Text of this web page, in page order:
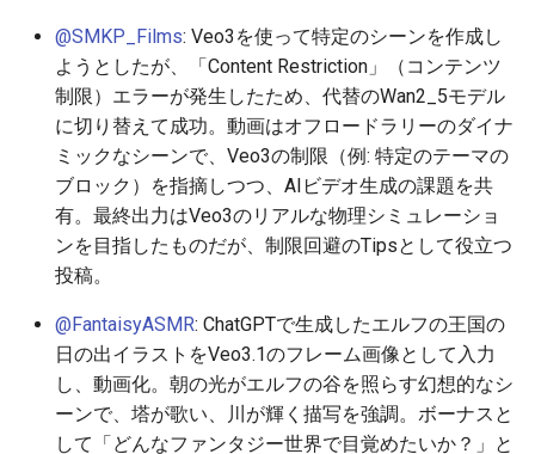
2026-06-18
2026-06-17
2026-06-16
2026-06-15
2026-06-13
2026-06-12
2025-12-03
2025-12-02
2025-12-01
2025-11-30
2025-11-28
2025-11-27
2026-06-18
2026-06-17
2026-06-16
2026-06-15
2026-06-13
2026-06-12
2025-12-03
2025-12-02
2025-12-01
2025-11-30
2025-11-28
2025-11-27
2026-06-16
2026-06-14
2026-06-13
2026-06-12
2026-06-10
2026-06-09
2025-12-03
2025-12-02
2025-12-01
2025-11-30
2025-11-28
2025-11-27
2026-06-16
2026-06-15
2026-06-14
2026-06-13
2026-06-11
2026-06-10
2026-06-18
2026-06-17
2026-06-16
2026-06-15
2026-06-13
2026-06-12
2026-06-13
2026-06-11
2026-06-10
2026-06-09
2026-06-07
2026-06-06
@SMKP_Films: Veo3を使って特定のシーンを作成し
ようとしたが、「Content Restriction」（コンテンツ
制限）エラーが発生したため、代替のWan2_5モデル
に切り替えて成功。動画はオフロードラリーのダイナ
ミックなシーンで、Veo3の制限（例: 特定のテーマの
ブロック）を指摘しつつ、AIビデオ生成の課題を共
有。最終出力はVeo3のリアルな物理シミュレーショ
ンを目指したものだが、制限回避のTipsとして役立つ
投稿。
@FantaisyASMR: ChatGPTで生成したエルフの王国の
日の出イラストをVeo3.1のフレーム画像として入力
し、動画化。朝の光がエルフの谷を照らす幻想的なシ
ーンで、塔が歌い、川が輝く描写を強調。ボーナスと
して「どんなファンタジー世界で目覚めたいか？」と